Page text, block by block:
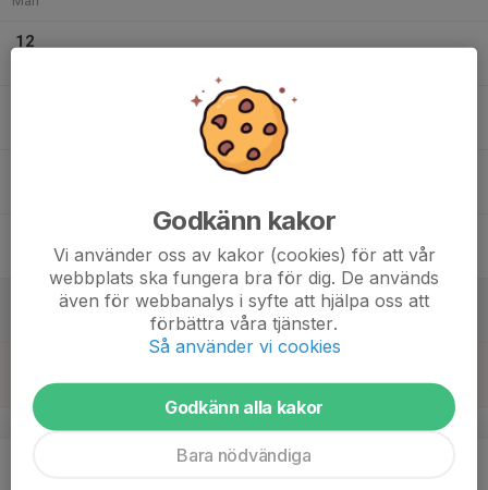
12
Godkänn kakor
Vi använder oss av kakor (cookies) för att vår
webbplats ska fungera bra för dig. De används
även för webbanalys i syfte att hjälpa oss att
förbättra våra tjänster.
Så använder vi cookies
Godkänn alla kakor
Bara nödvändiga